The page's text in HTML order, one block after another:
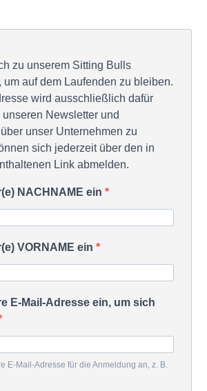
zu unserem Sitting Bulls
um auf dem Laufenden zu bleiben.
wird ausschließlich dafür
Newsletter und
unser Unternehmen zu
sich jederzeit über den in
Link abmelden.
NACHNAME ein
VORNAME ein
E-Mail-Adresse ein, um sich
E-Mail-Adresse für die Anmeldung an, z. B.